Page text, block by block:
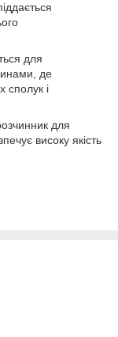
для
де
сполук і
для
високу якість